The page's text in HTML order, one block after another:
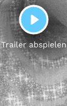
PLAY
Trailer abspielen